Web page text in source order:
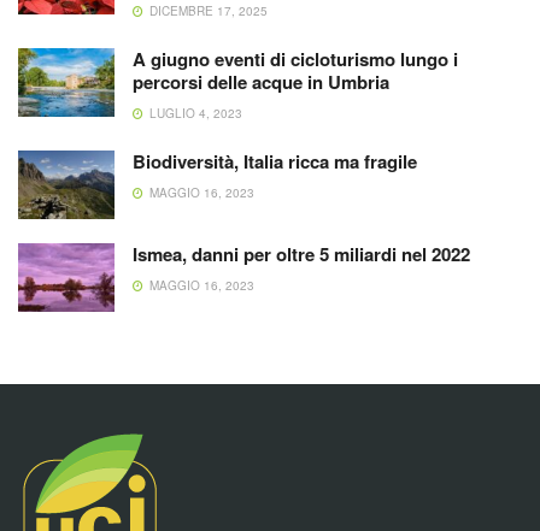
DICEMBRE 17, 2025
A giugno eventi di cicloturismo lungo i
percorsi delle acque in Umbria
LUGLIO 4, 2023
Biodiversità, Italia ricca ma fragile
MAGGIO 16, 2023
Ismea, danni per oltre 5 miliardi nel 2022
MAGGIO 16, 2023